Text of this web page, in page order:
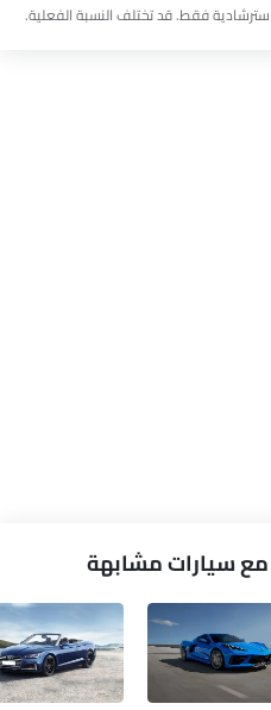
فقط. قد تختلف النسبة الفعلية.
سيارات مشابهة